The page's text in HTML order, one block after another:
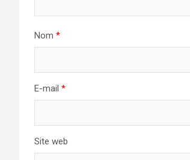
Nom *
E-mail *
Site web